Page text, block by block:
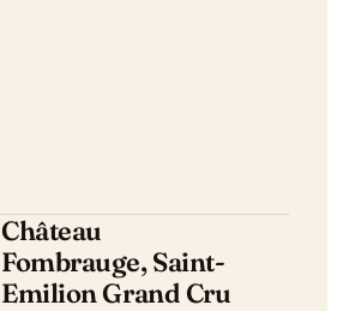
Château
Fombrauge, Saint-
Emilion Grand Cru